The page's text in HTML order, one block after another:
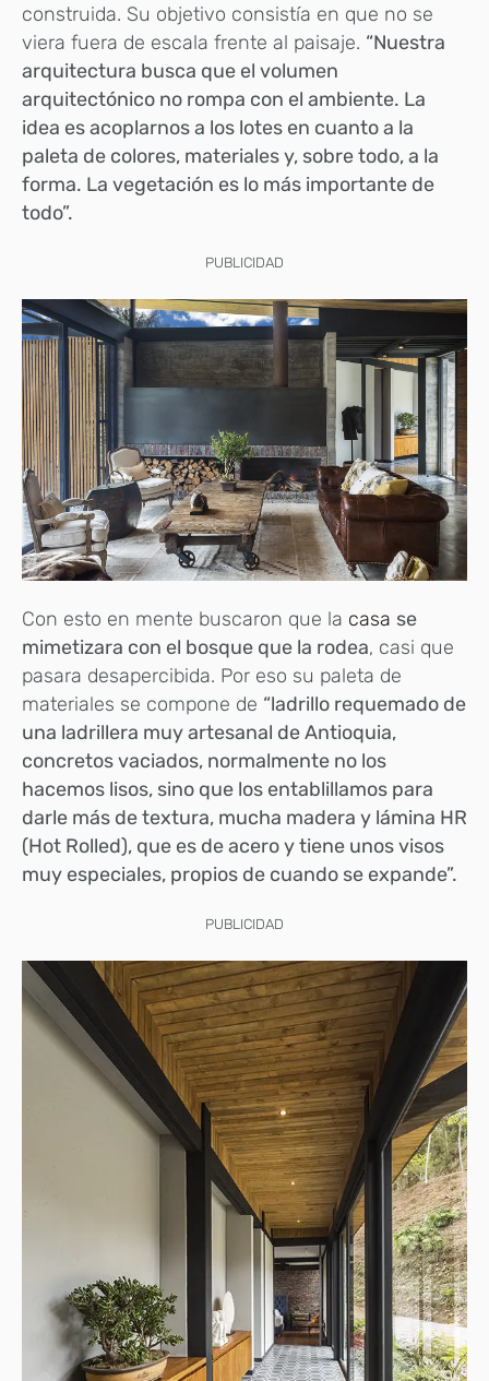
construida. Su objetivo consistía en que no se
viera fuera de escala frente al paisaje. “Nuestra
arquitectura busca que el volumen
arquitectónico no rompa con el ambiente. La
idea es acoplarnos a los lotes en cuanto a la
paleta de colores, materiales y, sobre todo, a la
forma. La vegetación es lo más importante de
todo”.
PUBLICIDAD
Con esto en mente buscaron que la casa se
mimetizara con el bosque que la rodea, casi que
pasara desapercibida. Por eso su paleta de
materiales se compone de “ladrillo requemado de
una ladrillera muy artesanal de Antioquia,
concretos vaciados, normalmente no los
hacemos lisos, sino que los entablillamos para
darle más de textura, mucha madera y lámina HR
(Hot Rolled), que es de acero y tiene unos visos
muy especiales, propios de cuando se expande”.
PUBLICIDAD